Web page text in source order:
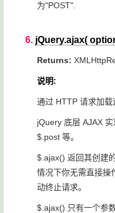
为"POST".
6. jQuery.ajax(
Returns:
说明:
通过 HTTP 请求加载
jQuery 底层 AJAX
$.post 等。
$.ajax() 返回其创建
情况下你无需直接操
动终止请求。
$.ajax() 只有一个参